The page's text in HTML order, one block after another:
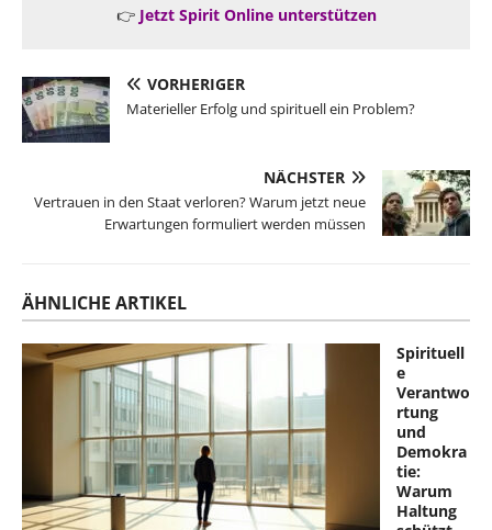
👉 Jetzt Spirit Online unterstützen
VORHERIGER
Materieller Erfolg und spirituell ein Problem?
NÄCHSTER
Vertrauen in den Staat verloren? Warum jetzt neue
Erwartungen formuliert werden müssen
ÄHNLICHE ARTIKEL
Spirituell
e
Verantwo
rtung
und
Demokra
tie:
Warum
Haltung